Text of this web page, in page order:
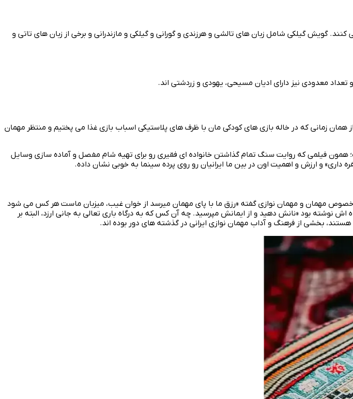
گویش گیلکی شامل زبان های تالشی و هرزندی و گورانی و گیلکی و مازندرانی و برخی از زبان های تاتی و
معدودی نیز دارای ادیان مسیحی، یهودی و زردشتی اند.
زمانی که در خاله بازی‌ های کودکی‌ مان با ظرف‌ های پلاستیکی اسباب بازی غذا می‌ پختیم و منتظر مهمان
همون فیلمی که روایت سنگ تمام گذاشتن خانواده‌ ای فقیری رو برای تهیه شام مفصل و آماده‌ سازی وسایل
و ارزش و اهمیت اون در بین ما ایرانیان رو روی پرده سینما به خوبی نشان داده.
خصوص مهمان و مهمان نوازی گفته «رزق ما با پای مهمان میرسد از خوان غیب، میزبان ماست هر کس می‌ شود
نوشته بود «نانش دهید و از ایمانش مپرسید. چه آن‌ کس که به درگاه باری تعالی به جانی ارزد، البته بر
هستند، بخشی از فرهنگ و آداب مهمان نوازی ایرانی در گذشته‌ های دور بوده‌ اند.